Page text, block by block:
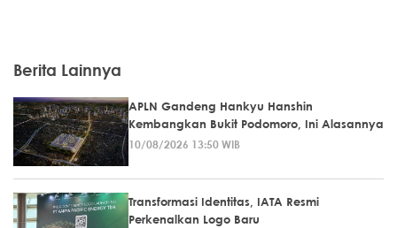
Berita Lainnya
APLN Gandeng Hankyu Hanshin
Kembangkan Bukit Podomoro, Ini Alasannya
10/08/2026 13:50 WIB
Transformasi Identitas, IATA Resmi
Perkenalkan Logo Baru